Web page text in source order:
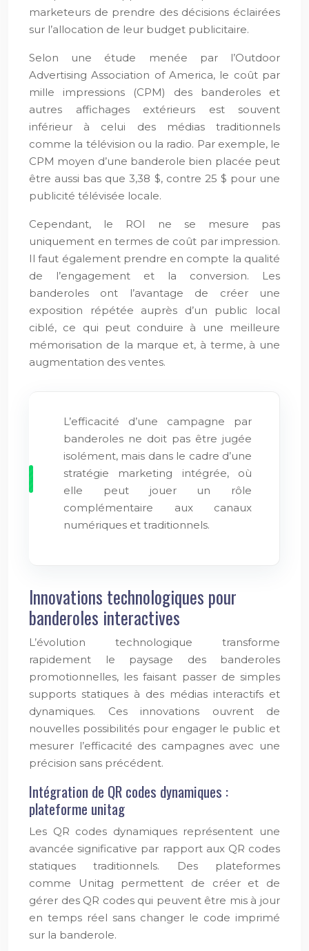
marketeurs de prendre des décisions éclairées
sur l’allocation de leur budget publicitaire.
Selon une étude menée par l’Outdoor
Advertising Association of America, le coût par
mille impressions (CPM) des banderoles et
autres affichages extérieurs est souvent
inférieur à celui des médias traditionnels
comme la télévision ou la radio. Par exemple, le
CPM moyen d’une banderole bien placée peut
être aussi bas que 3,38 $, contre 25 $ pour une
publicité télévisée locale.
Cependant, le ROI ne se mesure pas
uniquement en termes de coût par impression.
Il faut également prendre en compte la qualité
de l’engagement et la conversion. Les
banderoles ont l’avantage de créer une
exposition répétée auprès d’un public local
ciblé, ce qui peut conduire à une meilleure
mémorisation de la marque et, à terme, à une
augmentation des ventes.
L’efficacité d’une campagne par
banderoles ne doit pas être jugée
isolément, mais dans le cadre d’une
stratégie marketing intégrée, où
elle peut jouer un rôle
complémentaire aux canaux
numériques et traditionnels.
Innovations technologiques pour
banderoles interactives
L’évolution technologique transforme
rapidement le paysage des banderoles
promotionnelles, les faisant passer de simples
supports statiques à des médias interactifs et
dynamiques. Ces innovations ouvrent de
nouvelles possibilités pour engager le public et
mesurer l’efficacité des campagnes avec une
précision sans précédent.
Intégration de QR codes dynamiques :
plateforme unitag
Les QR codes dynamiques représentent une
avancée significative par rapport aux QR codes
statiques traditionnels. Des plateformes
comme Unitag permettent de créer et de
gérer des QR codes qui peuvent être mis à jour
en temps réel sans changer le code imprimé
sur la banderole.